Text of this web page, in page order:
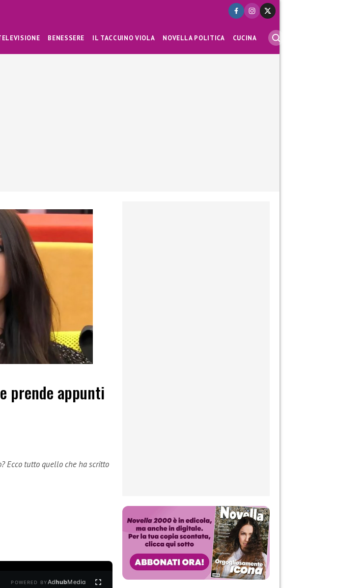
BENESSERE IL TACCUINO VIOLA NOVELLA POLITICA CUCINA
prende appunti
Ecco tutto quello che ha scritto
POWERED BYAdhubMedia